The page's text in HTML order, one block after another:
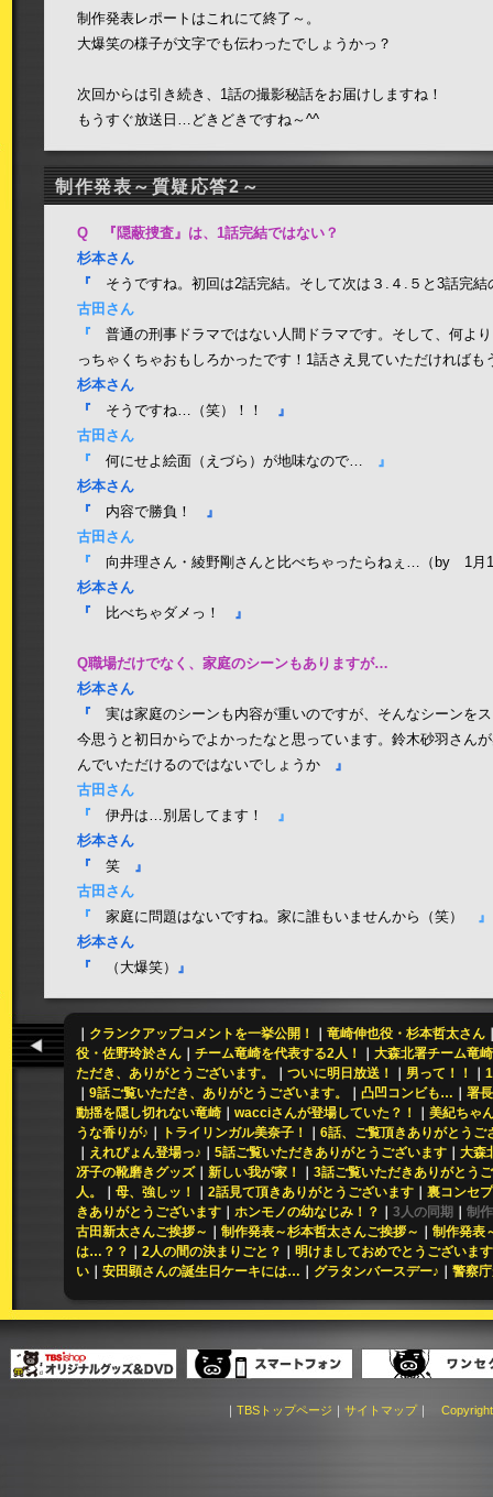
制作発表レポートはこれにて終了～。
大爆笑の様子が文字でも伝わったでしょうかっ？
次回からは引き続き、1話の撮影秘話をお届けしますね！
もうすぐ放送日…どきどきですね～^^
制作発表～質疑応答2～
Q 『隠蔽捜査』は、1話完結ではない？
杉本さん
『 そうですね。初回は2話完結。そして次は３.４.５と3話完結
古田さん
『 普通の刑事ドラマではない人間ドラマです。そして、何よ
っちゃくちゃおもしろかったです！1話さえ見ていただければ
杉本さん
『 そうですね…（笑）！！ 』
古田さん
『 何にせよ絵面（えづら）が地味なので… 』
杉本さん
『 内容で勝負！ 』
古田さん
『 向井理さん・綾野剛さんと比べちゃったらねぇ…（by 1
杉本さん
『 比べちゃダメっ！ 』
Q職場だけでなく、家庭のシーンもありますが…
杉本さん
『 実は家庭のシーンも内容が重いのですが、そんなシーンを
今思うと初日からでよかったなと思っています。鈴木砂羽さん
んでいただけるのではないでしょうか 』
古田さん
『 伊丹は…別居してます！ 』
杉本さん
『 笑 』
古田さん
『 家庭に問題はないですね。家に誰もいませんから（笑） 』
杉本さん
『 （大爆笑） 』
｜ クランクアップコメントを一挙公開！ ｜ 竜崎伸也役・杉本哲太さん
役・佐野玲於さん ｜ チーム竜崎を代表する2人！ ｜ 大森北署チーム竜崎
ただき、ありがとうございます。
｜ ついに明日放送！ ｜ 男って！！ ｜
｜ 9話ご覧いただき、ありがとうございます。 ｜ 凸凹コンビも… ｜ 署
動揺を隠し切れない竜崎 ｜ wacciさんが登場していた？！ ｜ 美紀ちゃ
うな香りが♪ ｜ トライリンガル美奈子！ ｜ 6話、ご覧頂きありがとうご
｜ えれぴょん登場っ♪ ｜ 5話ご覧いただきありがとうございます ｜ 大森
冴子の靴磨きグッズ｜ 新しい我が家！ ｜ 3話ご覧いただきありがとう
人。
｜ 母、強しッ！ ｜ 2話見て頂きありがとうございます ｜ 裏コンセ
きありがとうございます ｜ ホンモノの幼なじみ！？ ｜ 3人の同期 ｜ 制
古田新太さんご挨拶～ ｜ 制作発表～杉本哲太さんご挨拶～ ｜ 制作発表
は…？？ ｜ 2人の間の決まりごと？ ｜ 明けましておめでとうございま
い ｜ 安田顕さんの誕生日ケーキには… ｜ グラタンバースデー♪ ｜ 警察
｜ TBSトップページ ｜ サイトマップ｜ Copyright